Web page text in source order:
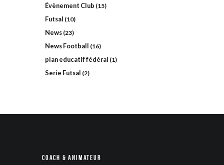
Évènement Club (15)
Futsal (10)
News (23)
News Football (16)
plan educatif fédéral (1)
Serie Futsal (2)
Coach & Animateur